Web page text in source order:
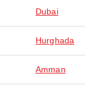
Dubai
Hurghada
Amman